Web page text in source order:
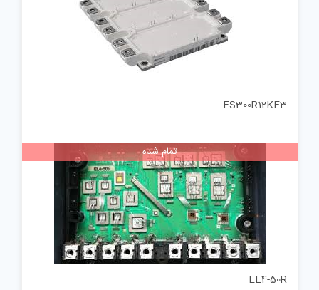
FS300R12KE3
تمام شده
EL4-50R